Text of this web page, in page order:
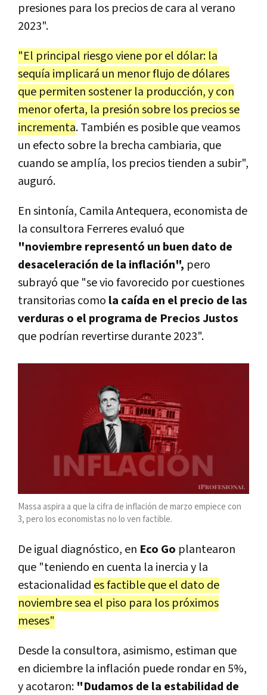
presiones para los precios de cara al verano
2023".
"El principal riesgo viene por el dólar: la
sequía implicará un menor flujo de dólares
que permiten sostener la producción, y con
menor oferta, la presión sobre los precios se
incrementa. También es posible que veamos
un efecto sobre la brecha cambiaria, que
cuando se amplía, los precios tienden a subir",
auguró.
En sintonía, Camila Antequera, economista de
la consultora Ferreres evaluó que
"noviembre representó un buen dato de
desaceleración de la inflación", pero
subrayó que "se vio favorecido por cuestiones
transitorias como la caída en el precio de las
verduras o el programa de Precios Justos
que podrían revertirse durante 2023".
Massa aspira a que la cifra de inflación de marzo empiece con
3, pero los economistas no lo ven factible.
De igual diagnóstico, en Eco Go plantearon
que "teniendo en cuenta la inercia y la
estacionalidad es factible que el dato de
noviembre sea el piso para los próximos
meses"
Desde la consultora, asimismo, estiman que
en diciembre la inflación puede rondar en 5%,
y acotaron: "Dudamos de la estabilidad de